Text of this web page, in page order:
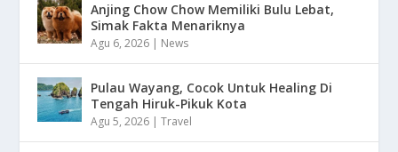
Anjing Chow Chow Memiliki Bulu Lebat,
Simak Fakta Menariknya
Agu 6, 2026 | News
Pulau Wayang, Cocok Untuk Healing Di
Tengah Hiruk-Pikuk Kota
Agu 5, 2026 |Travel